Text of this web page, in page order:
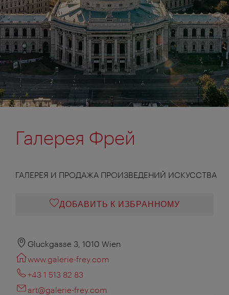
Галерея Фрей
ГАЛЕРЕЯ И ПРОДАЖА ПРОИЗВЕДЕНИЙ ИСКУССТВА
ДОБАВИТЬ К ИЗБРАННОМУ
Gluckgasse 3, 1010 Wien
www.galerie-frey.com
+43 1 513 82 83
art@galerie-frey.com